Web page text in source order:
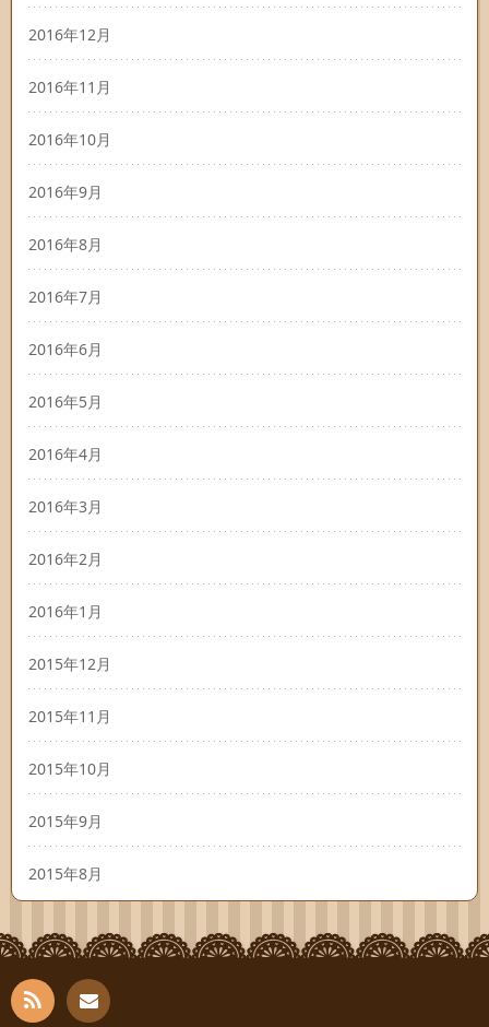
2016年12月
2016年11月
2016年10月
2016年9月
2016年8月
2016年7月
2016年6月
2016年5月
2016年4月
2016年3月
2016年2月
2016年1月
2015年12月
2015年11月
2015年10月
2015年9月
2015年8月